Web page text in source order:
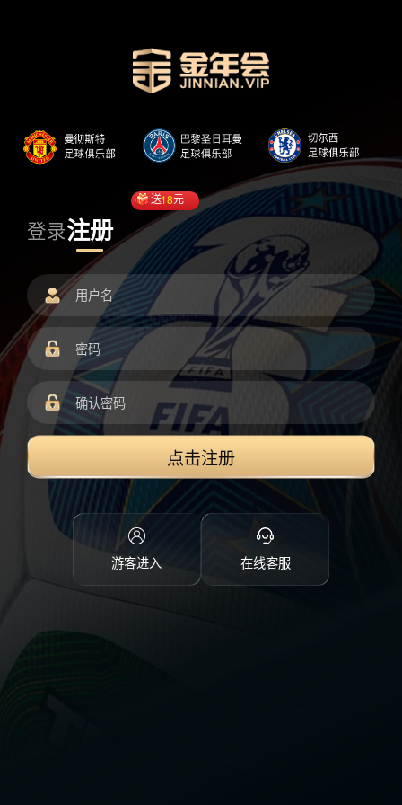
登录注册
送18元
点击注册
游客进入 在线客服